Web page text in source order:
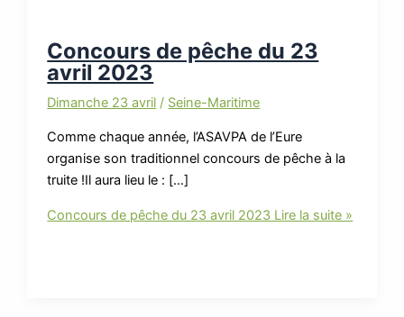
Concours de pêche du 23
avril 2023
Dimanche 23 avril / Seine-Maritime
Comme chaque année, l’ASAVPA de l’Eure
organise son traditionnel concours de pêche à la
truite !Il aura lieu le : […]
Concours de pêche du 23 avril 2023 Lire la suite »